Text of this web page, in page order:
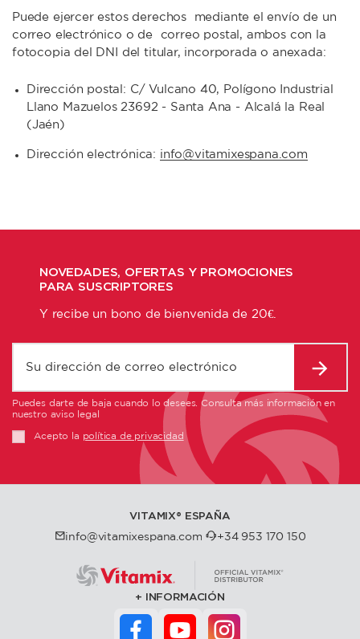
Puede ejercer estos derechos mediante el envío de un
correo electrónico o de correo postal, ambos con la
fotocopia del DNI del titular, incorporada o anexada:
Dirección postal: C/ Vulcano 40, Polígono Industrial
Llano Mazuelos 23692 - Santa Ana - Alcalá la Real
(Jaén)
Dirección electrónica: info@vitamixespana.com
NOVEDADES, OFERTAS Y PROMOCIONES
PARA SUSCRIPTORES
Y recibe un bono de bienvenida de 20€.
Puedes darte de baja cuando lo desees. Consulta más información en
nuestro aviso legal
Acepto la política de privacidad
VITAMIX®️ ESPAÑA
info@vitamixespana.com +34 953 170 150
INFORMACIÓN